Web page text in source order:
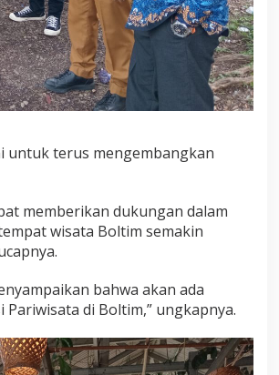
untuk terus mengembangkan
memberikan dukungan dalam
wisata Boltim semakin
bahwa akan ada
di Boltim,” ungkapnya.